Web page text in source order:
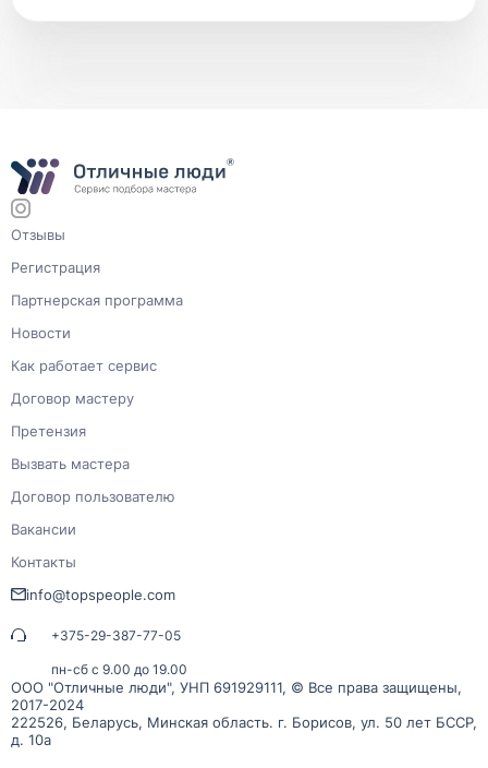
ООО "Отличные люди", УНП 691929111, © Все права защищены,
2017-2024
222526, Беларусь, Минская область. г. Борисов, ул. 50 лет БССР,
д. 10а
Отзывы
Регистрация
Партнерская программа
Новости
Как работает сервис
Договор мастеру
Претензия
Вызвать мастера
Договор пользователю
Вакансии
Контакты
info@topspeople.com
+375-29-387-77-05
пн-сб с 9.00 до 19.00